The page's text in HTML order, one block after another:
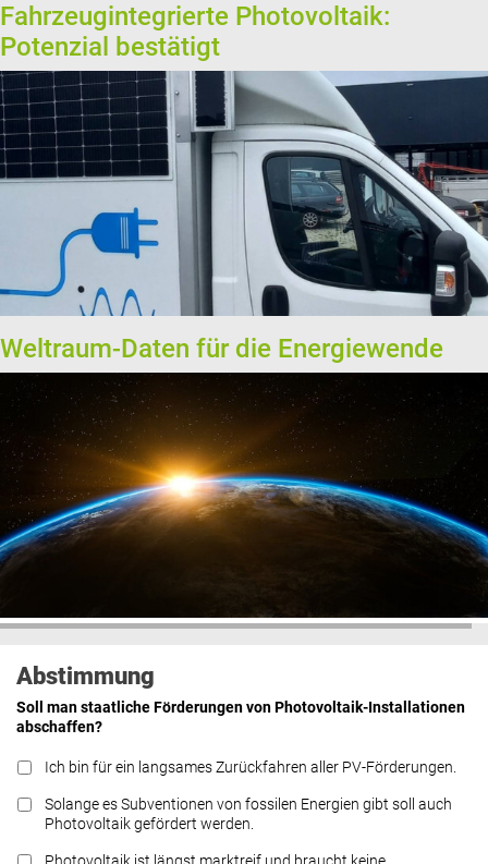
Fahrzeugintegrierte Photovoltaik:
Potenzial bestätigt
Weltraum-Daten für die Energiewende
Abstimmung
Soll man staatliche Förderungen von Photovoltaik-Installationen
abschaffen?
Ich bin für ein langsames Zurückfahren aller PV-Förderungen.
Solange es Subventionen von fossilen Energien gibt soll auch
Photovoltaik gefördert werden.